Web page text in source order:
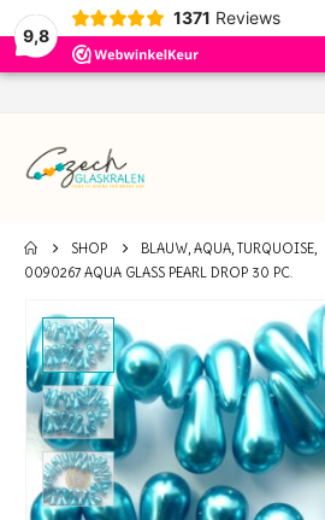
9,8
1371 Reviews
SHOP BLAUW, AQUA, TURQUOISE,
0090267 AQUA GLASS PEARL DROP 30 PC.